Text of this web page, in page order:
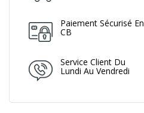
Paiement Sécurisé En
CB
Service Client Du
Lundi Au Vendredi